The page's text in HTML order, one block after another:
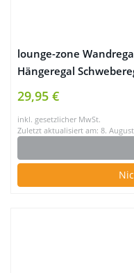
lounge-zone
Hängeregal
Pinie 4 Fächer 148cm
29,95 €
inkl. gesetzlicher MwSt.
Zuletzt aktualisiert am: 8.